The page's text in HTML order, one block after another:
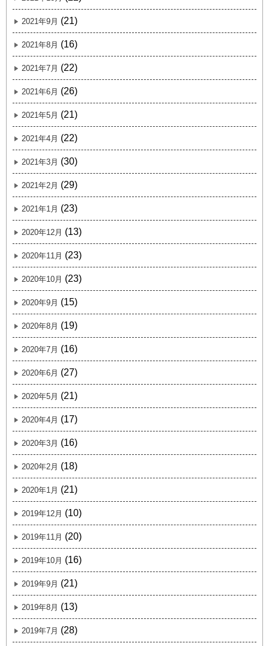
2021年9月 (21)
2021年8月 (16)
2021年7月 (22)
2021年6月 (26)
2021年5月 (21)
2021年4月 (22)
2021年3月 (30)
2021年2月 (29)
2021年1月 (23)
2020年12月 (13)
2020年11月 (23)
2020年10月 (23)
2020年9月 (15)
2020年8月 (19)
2020年7月 (16)
2020年6月 (27)
2020年5月 (21)
2020年4月 (17)
2020年3月 (16)
2020年2月 (18)
2020年1月 (21)
2019年12月 (10)
2019年11月 (20)
2019年10月 (16)
2019年9月 (21)
2019年8月 (13)
2019年7月 (28)